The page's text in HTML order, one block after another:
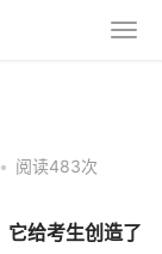
• 阅读483次
它给考生创造了